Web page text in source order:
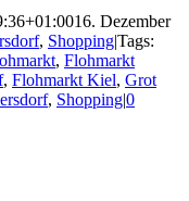
16. Dezember
, Shopping|Tags:
, Flohmarkt
, Flohmarkt Kiel, Grot
, Shopping|0